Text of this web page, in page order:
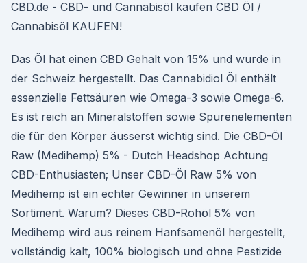
CBD.de - CBD- und Cannabisöl kaufen CBD Öl /
Cannabisöl KAUFEN!
Das Öl hat einen CBD Gehalt von 15% und wurde in
der Schweiz hergestellt. Das Cannabidiol Öl enthält
essenzielle Fettsäuren wie Omega-3 sowie Omega-6.
Es ist reich an Mineralstoffen sowie Spurenelementen
die für den Körper äusserst wichtig sind. Die CBD-Öl
Raw (Medihemp) 5% - Dutch Headshop Achtung
CBD-Enthusiasten; Unser CBD-Öl Raw 5% von
Medihemp ist ein echter Gewinner in unserem
Sortiment. Warum? Dieses CBD-Rohöl 5% von
Medihemp wird aus reinem Hanfsamenöl hergestellt,
vollständig kalt, 100% biologisch und ohne Pestizide